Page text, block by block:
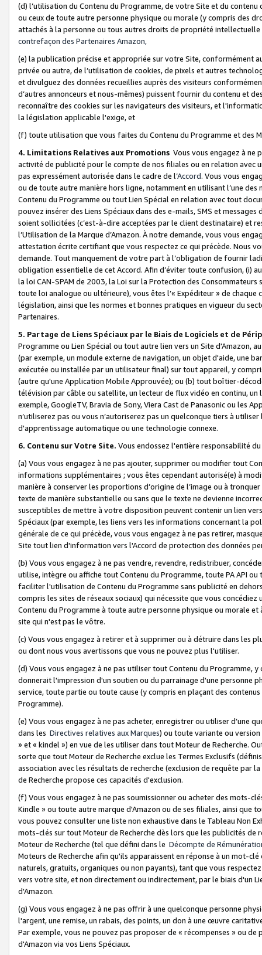
(d) l’utilisation du Contenu du Programme, de votre Site et du
ou ceux de toute autre personne physique ou morale (y compris des
attachés à la personne ou tous autres droits de propriété
contrefaçon des Partenaires Amazon,
(e) la publication précise et appropriée sur votre Site, conformément
privée ou autre, de l’utilisation de cookies, de pixels et autres
et divulguez des données recueillies auprès des visiteurs
d’autres annonceurs et nous-mêmes) puissent fournir du contenu et
reconnaître des cookies sur les navigateurs des visiteurs, et
la législation applicable l'exige, et
(f) toute utilisation que vous faites du Contenu du Programme et des
4. Limitations Relatives aux Promotions Vous vous engagez à ne
activité de publicité pour le compte de nos filiales ou en relation avec
pas expressément autorisée dans le cadre de l’Accord. Vous vous
ou de toute autre manière hors ligne, notamment en utilisant l’une
Contenu du Programme ou tout Lien Spécial en relation avec tout
pouvez insérer des Liens Spéciaux dans des e-mails, SMS et
soient sollicitées (c’est-à-dire acceptées par le client destinataire) et
l’Utilisation de la Marque d’Amazon. À notre demande, vous vous
attestation écrite certifiant que vous respectez ce qui précède. Nous
demande. Tout manquement de votre part à l’obligation de fournir
obligation essentielle de cet Accord. Afin d’éviter toute confusion, (i)
la loi CAN-SPAM de 2003, la Loi sur la Protection des
toute loi analogue ou ultérieure), vous êtes l’« Expéditeur » de
législation, ainsi que les normes et bonnes pratiques en vigueur du
Partenaires.
5. Partage de Liens Spéciaux par le Biais de Logiciels et de
Programme ou Lien Spécial ou tout autre lien vers un Site d'Amazon,
(par exemple, un module externe de navigation, un objet d'aide, une
exécutée ou installée par un utilisateur final) sur tout appareil, y
(autre qu'une Application Mobile Approuvée); ou (b) tout boîtier-
télévision par câble ou satellite, un lecteur de flux vidéo en continu,
exemple, GoogleTV, Bravia de Sony, Viera Cast de Panasonic ou les
n’utiliserez pas ou vous n’autoriserez pas un quelconque tiers à
d'apprentissage automatique ou une technologie connexe.
6. Contenu sur Votre Site. Vous endossez l'entière responsabilité
(a) Vous vous engagez à ne pas ajouter, supprimer ou modifier tout
informations supplémentaires ; vous êtes cependant autorisé(e) à
manière à conserver les proportions d’origine de l’image ou à
texte de manière substantielle ou sans que le texte ne devienne
susceptibles de mettre à votre disposition peuvent contenir un lien
Spéciaux (par exemple, les liens vers les informations concernant la
générale de ce qui précède, vous vous engagez à ne pas retirer,
Site tout lien d'information vers l'Accord de protection des données
(b) Vous vous engagez à ne pas vendre, revendre, redistribuer,
utilise, intègre ou affiche tout Contenu du Programme, toute PA API
faciliter l'utilisation de Contenu du Programme sans publicité en
compris les sites de réseaux sociaux) qui nécessite que vous
Contenu du Programme à toute autre personne physique ou morale
site qui n'est pas le vôtre.
(c) Vous vous engagez à retirer et à supprimer ou à détruire dans les
ou dont nous vous avertissons que vous ne pouvez plus l'utiliser.
(d) Vous vous engagez à ne pas utiliser tout Contenu du Programme,
donnerait l'impression d'un soutien ou du parrainage d'une personne
service, toute partie ou toute cause (y compris en plaçant des
Programme).
(e) Vous vous engagez à ne pas acheter, enregistrer ou utiliser d’une
dans les Directives relatives aux Marques) ou toute variante ou
» et « kindel ») en vue de les utiliser dans tout Moteur de Recherche.
sorte que tout Moteur de Recherche exclue les Termes Exclusifs
association avec les résultats de recherche (exclusion de requête
de Recherche propose ces capacités d'exclusion.
(f) Vous vous engagez à ne pas soumissionner ou acheter des mots-
Kindle » ou toute autre marque d'Amazon ou de ses filiales, ainsi que
vous pouvez consulter une liste non exhaustive dans le Tableau Non
mots-clés sur tout Moteur de Recherche dès lors que les publicités de
Moteur de Recherche (tel que défini dans le Décompte de
Moteurs de Recherche afin qu'ils apparaissent en réponse à un mot-
naturels, gratuits, organiques ou non payants), tant que vous
vers votre site, et non directement ou indirectement, par le biais d'un
d'Amazon.
(g) Vous vous engagez à ne pas offrir à une quelconque personne
l'argent, une remise, un rabais, des points, un don à une œuvre
Par exemple, vous ne pouvez pas proposer de « récompenses » ou
d'Amazon via vos Liens Spéciaux.